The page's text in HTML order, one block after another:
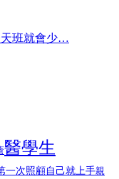
天班就會少…
醫學生
一次照顧自己就上手親